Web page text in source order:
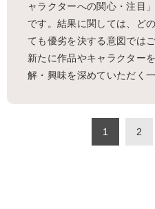
ャラクターへの関心・注目
です。結果に関しては、ど
ても優劣を決する意図では
新たに作品やキャラクター
解・興味を深めていただく
1 2